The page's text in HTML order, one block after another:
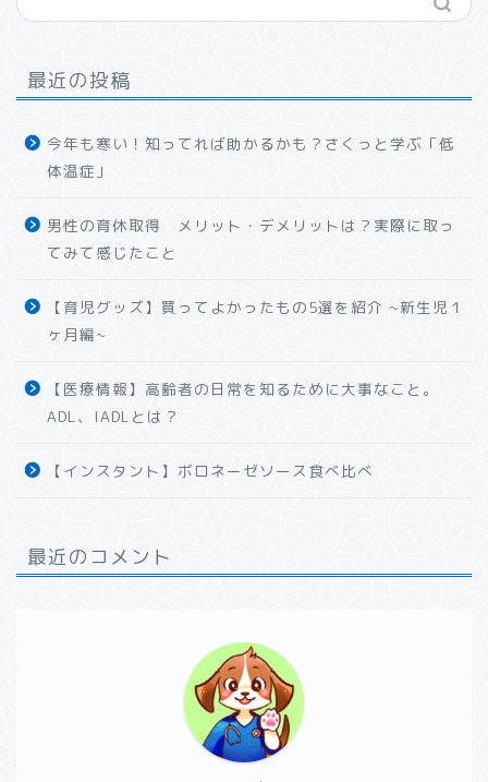
最近の投稿
今年も寒い！知ってれば助かるかも？さくっと学ぶ「低
体温症」
男性の育休取得 メリット・デメリットは？実際に取っ
てみて感じたこと
【育児グッズ】買ってよかったもの5選を紹介 ~新生児１
ヶ月編~
【医療情報】高齢者の日常を知るために大事なこと。
ADL、IADLとは？
【インスタント】ボロネーゼソース食べ比べ
最近のコメント